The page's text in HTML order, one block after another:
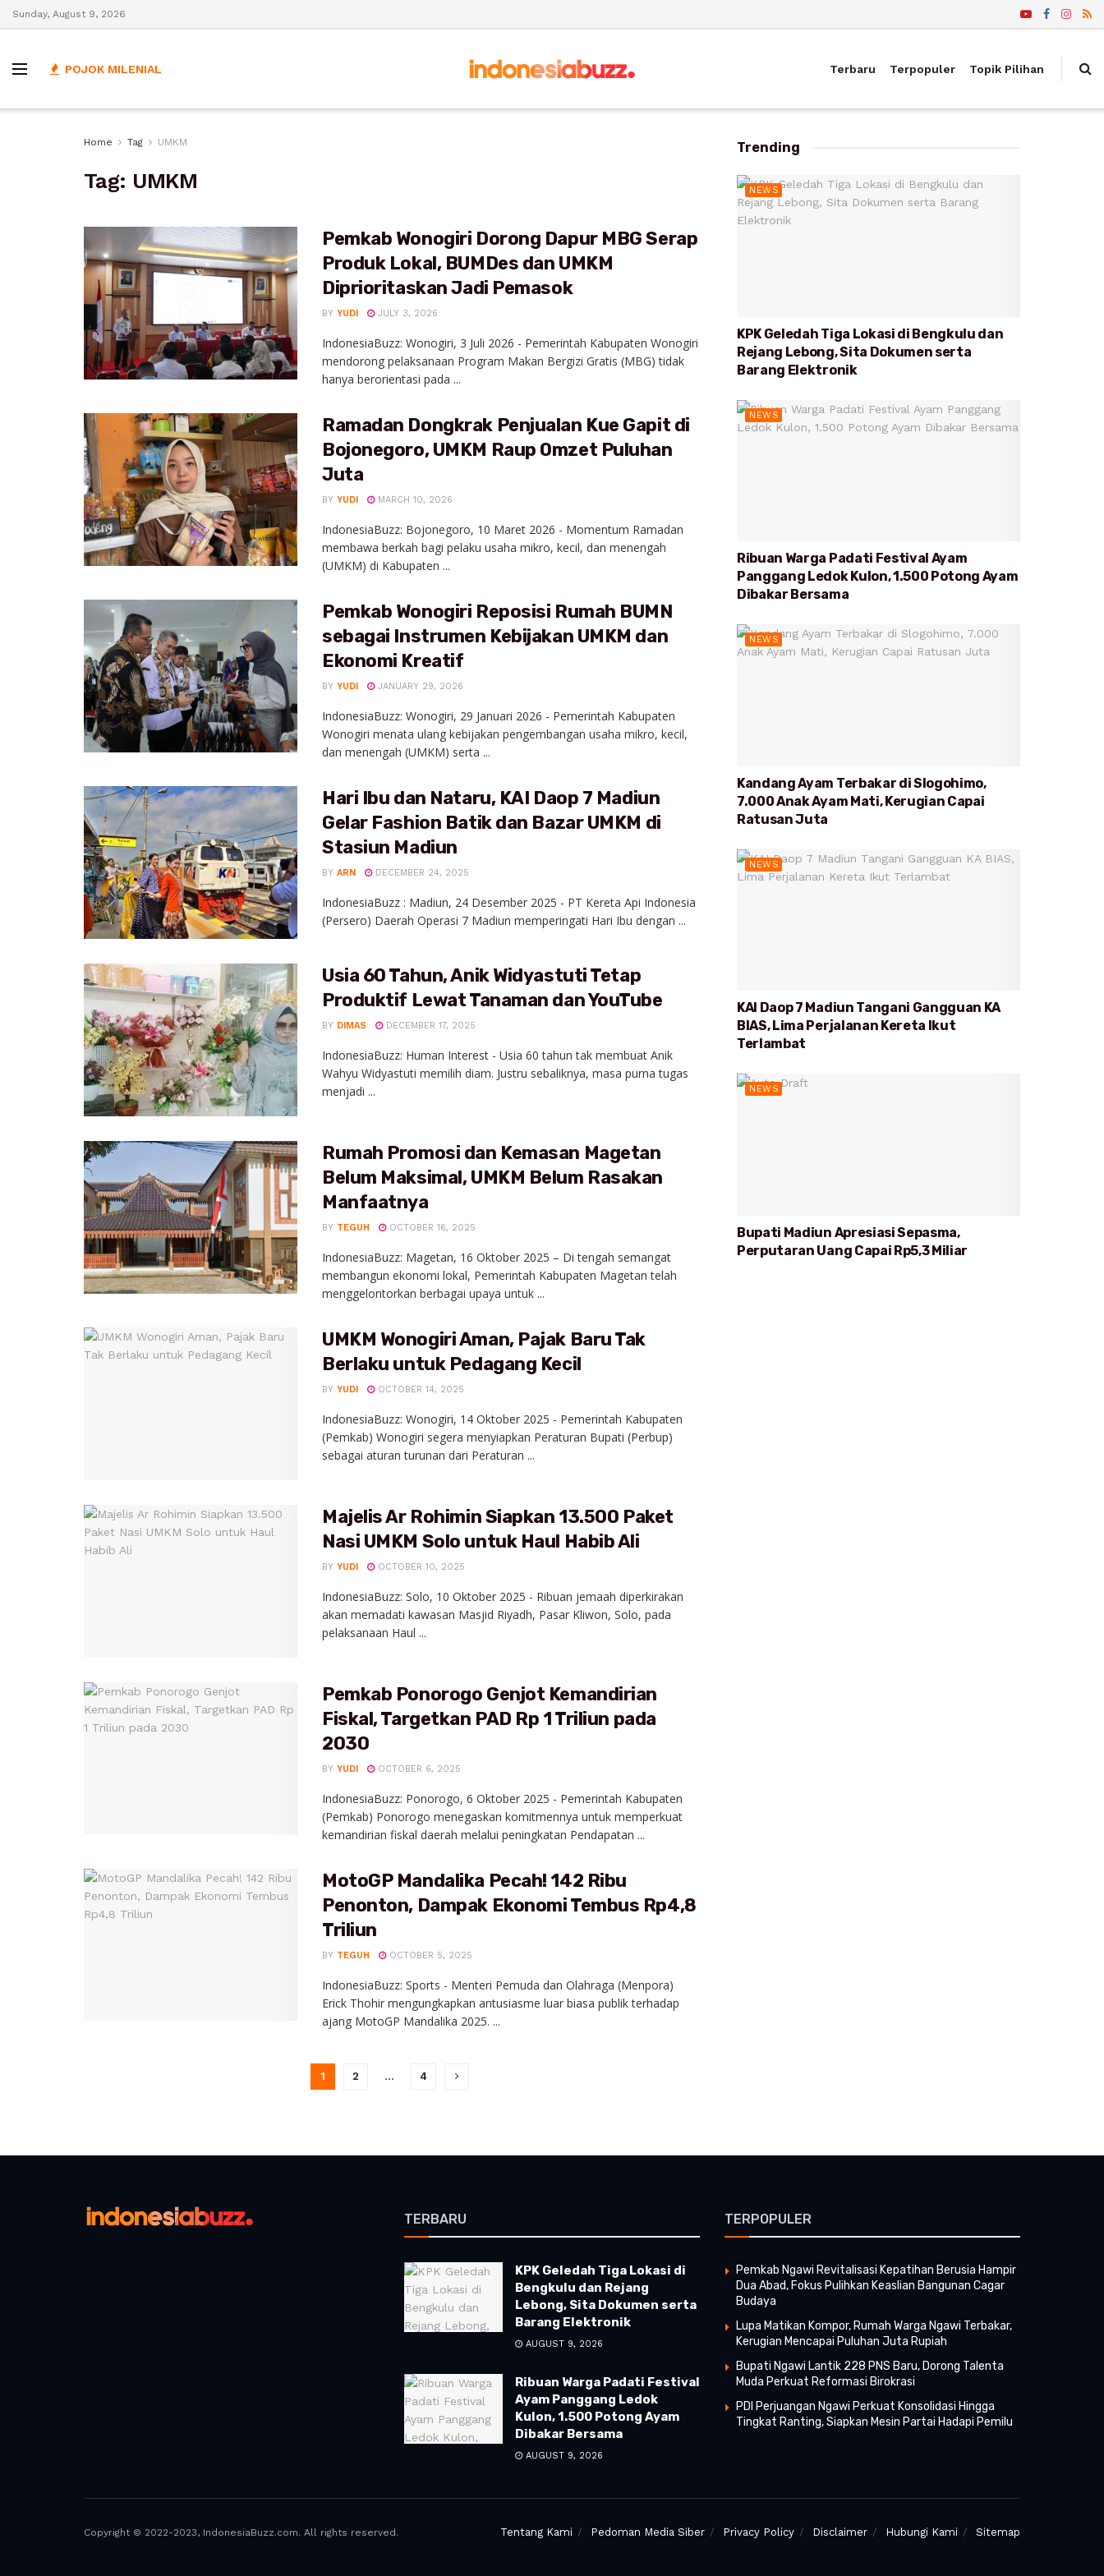
Sunday, August 9, 2026
POJOK MILENIAL Terbaru Terpopuler Topik Pilihan
Home Tag UMKM
Tag: UMKM
Pemkab Wonogiri Dorong Dapur MBG Serap
Produk Lokal, BUMDes dan UMKM
Diprioritaskan Jadi Pemasok
BY YUDI JULY 3, 2026
IndonesiaBuzz: Wonogiri, 3 Juli 2026 - Pemerintah Kabupaten Wonogiri
mendorong pelaksanaan Program Makan Bergizi Gratis (MBG) tidak
hanya berorientasi pada ...
Ramadan Dongkrak Penjualan Kue Gapit di
Bojonegoro, UMKM Raup Omzet Puluhan
Juta
BY YUDI MARCH 10, 2026
IndonesiaBuzz: Bojonegoro, 10 Maret 2026 - Momentum Ramadan
membawa berkah bagi pelaku usaha mikro, kecil, dan menengah
(UMKM) di Kabupaten ...
Pemkab Wonogiri Reposisi Rumah BUMN
sebagai Instrumen Kebijakan UMKM dan
Ekonomi Kreatif
BY YUDI JANUARY 29, 2026
IndonesiaBuzz: Wonogiri, 29 Januari 2026 - Pemerintah Kabupaten
Wonogiri menata ulang kebijakan pengembangan usaha mikro, kecil,
dan menengah (UMKM) serta ...
Hari Ibu dan Nataru, KAI Daop 7 Madiun
Gelar Fashion Batik dan Bazar UMKM di
Stasiun Madiun
BY ARN DECEMBER 24, 2025
IndonesiaBuzz : Madiun, 24 Desember 2025 - PT Kereta Api Indonesia
(Persero) Daerah Operasi 7 Madiun memperingati Hari Ibu dengan ...
Usia 60 Tahun, Anik Widyastuti Tetap
Produktif Lewat Tanaman dan YouTube
BY DIMAS DECEMBER 17, 2025
IndonesiaBuzz: Human Interest - Usia 60 tahun tak membuat Anik
Wahyu Widyastuti memilih diam. Justru sebaliknya, masa purna tugas
menjadi ...
Rumah Promosi dan Kemasan Magetan
Belum Maksimal, UMKM Belum Rasakan
Manfaatnya
BY TEGUH OCTOBER 16, 2025
IndonesiaBuzz: Magetan, 16 Oktober 2025 – Di tengah semangat
membangun ekonomi lokal, Pemerintah Kabupaten Magetan telah
menggelontorkan berbagai upaya untuk ...
UMKM Wonogiri Aman, Pajak Baru Tak
Berlaku untuk Pedagang Kecil
BY YUDI OCTOBER 14, 2025
IndonesiaBuzz: Wonogiri, 14 Oktober 2025 - Pemerintah Kabupaten
(Pemkab) Wonogiri segera menyiapkan Peraturan Bupati (Perbup)
sebagai aturan turunan dari Peraturan ...
Majelis Ar Rohimin Siapkan 13.500 Paket
Nasi UMKM Solo untuk Haul Habib Ali
BY YUDI OCTOBER 10, 2025
IndonesiaBuzz: Solo, 10 Oktober 2025 - Ribuan jemaah diperkirakan
akan memadati kawasan Masjid Riyadh, Pasar Kliwon, Solo, pada
pelaksanaan Haul ...
Pemkab Ponorogo Genjot Kemandirian
Fiskal, Targetkan PAD Rp 1 Triliun pada
2030
BY YUDI OCTOBER 6, 2025
IndonesiaBuzz: Ponorogo, 6 Oktober 2025 - Pemerintah Kabupaten
(Pemkab) Ponorogo menegaskan komitmennya untuk memperkuat
kemandirian fiskal daerah melalui peningkatan Pendapatan ...
MotoGP Mandalika Pecah! 142 Ribu
Penonton, Dampak Ekonomi Tembus Rp4,8
Triliun
BY TEGUH OCTOBER 5, 2025
IndonesiaBuzz: Sports - Menteri Pemuda dan Olahraga (Menpora)
Erick Thohir mengungkapkan antusiasme luar biasa publik terhadap
ajang MotoGP Mandalika 2025. ...
1 2 … 4
Trending
NEWS
KPK Geledah Tiga Lokasi di Bengkulu dan
Rejang Lebong, Sita Dokumen serta
Barang Elektronik
NEWS
Ribuan Warga Padati Festival Ayam
Panggang Ledok Kulon, 1.500 Potong Ayam
Dibakar Bersama
NEWS
Kandang Ayam Terbakar di Slogohimo,
7.000 Anak Ayam Mati, Kerugian Capai
Ratusan Juta
NEWS
KAI Daop 7 Madiun Tangani Gangguan KA
BIAS, Lima Perjalanan Kereta Ikut
Terlambat
NEWS
Bupati Madiun Apresiasi Sepasma,
Perputaran Uang Capai Rp5,3 Miliar
TERBARU
KPK Geledah Tiga Lokasi di
Bengkulu dan Rejang
Lebong, Sita Dokumen serta
Barang Elektronik
AUGUST 9, 2026
Ribuan Warga Padati Festival
Ayam Panggang Ledok
Kulon, 1.500 Potong Ayam
Dibakar Bersama
AUGUST 9, 2026
TERPOPULER
Pemkab Ngawi Revitalisasi Kepatihan Berusia Hampir
Dua Abad, Fokus Pulihkan Keaslian Bangunan Cagar
Budaya
Lupa Matikan Kompor, Rumah Warga Ngawi Terbakar,
Kerugian Mencapai Puluhan Juta Rupiah
Bupati Ngawi Lantik 228 PNS Baru, Dorong Talenta
Muda Perkuat Reformasi Birokrasi
PDI Perjuangan Ngawi Perkuat Konsolidasi Hingga
Tingkat Ranting, Siapkan Mesin Partai Hadapi Pemilu
Tentang Kami Pedoman Media Siber Privacy Policy Disclaimer Hubungi Kami Sitemap
Copyright © 2022-2023, IndonesiaBuzz.com. All rights reserved.